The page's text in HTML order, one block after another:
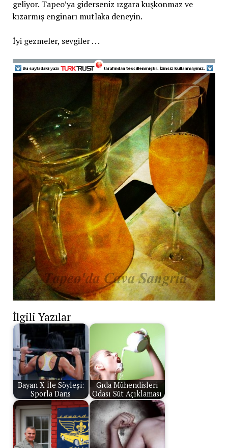
geliyor. Tapeo’ya giderseniz ızgara kuşkonmaz ve
kızarmış enginarı mutlaka deneyin.
İyi gezmeler, sevgiler . . .
İlgili Yazılar
Bayan X İle Söyleşi:
Sporla Dans
Gıda Mühendisleri
Odası Süt Açıklaması